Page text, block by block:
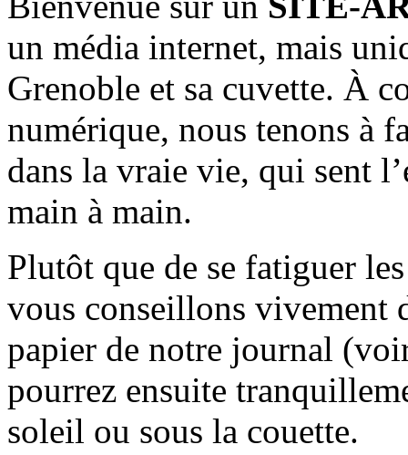
un média internet, mais
Grenoble et sa cuvette. À
numérique, nous tenons à
dans la vraie vie, qui sent
main à main.
Plutôt que de se fatiguer
vous conseillons vivement
papier de notre journal
pourrez ensuite
soleil ou sous la couette.